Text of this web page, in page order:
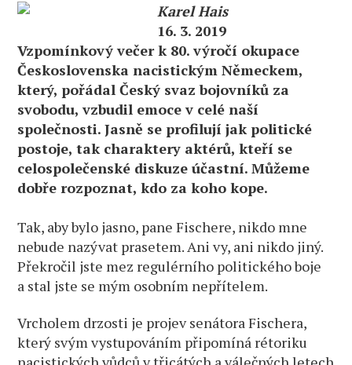
Karel Hais
16. 3. 2019
Vzpomínkový večer k 80. výročí okupace
Československa nacistickým Německem,
který, pořádal Český svaz bojovníků za
svobodu, vzbudil emoce v celé naší
společnosti. Jasně se profilují jak politické
postoje, tak charaktery aktérů, kteří se
celospolečenské diskuze účastní. Můžeme
dobře rozpoznat, kdo za koho kope.
Tak, aby bylo jasno, pane Fischere, nikdo mne
nebude nazývat prasetem. Ani vy, ani nikdo jiný.
Překročil jste mez regulérního politického boje
a stal jste se mým osobním nepřítelem.
Vrcholem drzosti je projev senátora Fischera,
který svým vystupováním připomíná rétoriku